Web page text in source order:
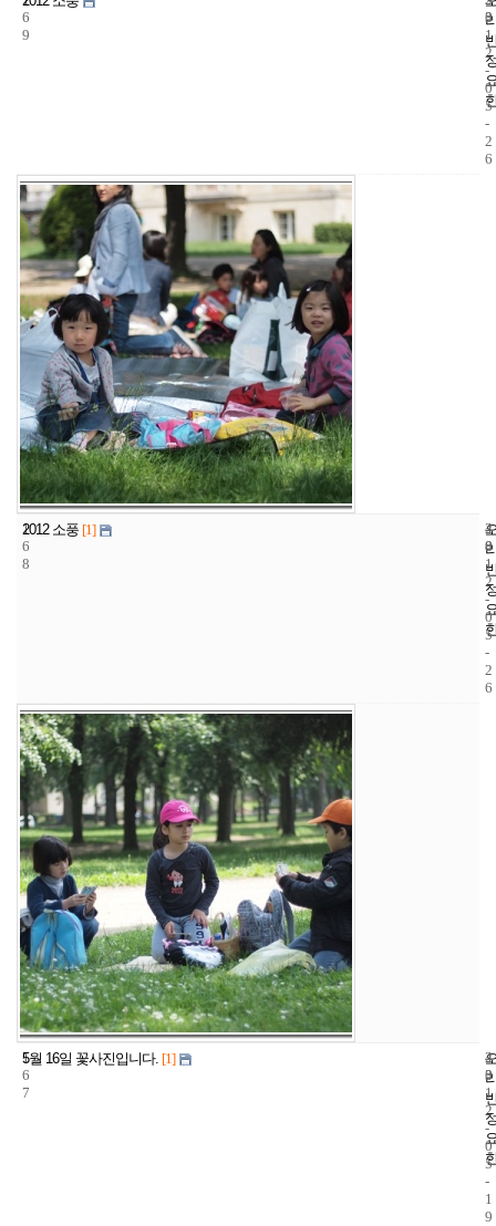
6
9
3
0
1
2
-
0
5
-
2
6
1
6
8
2012 소풍 [1]
4
8
2
0
1
2
-
0
5
-
2
6
1
6
7
5월 16일 꽃사진입니다. [1]
4
3
2
0
1
2
-
0
5
-
1
9